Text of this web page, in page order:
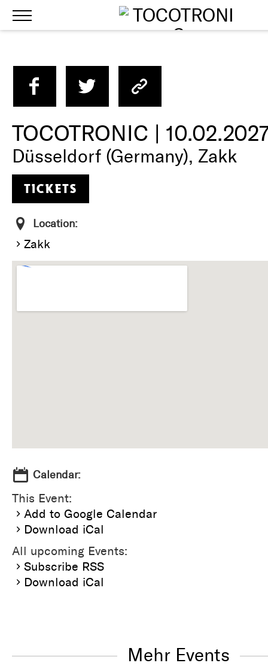
Skip to Main Content
Menu
TOCOTRONIC |
Düsseldorf (Germany), Zakk
TICKETS
Location:
Zakk
Calendar:
This Event:
Add to Google Calendar
Download iCal
All upcoming Events:
Subscribe RSS
Download iCal
Mehr Events